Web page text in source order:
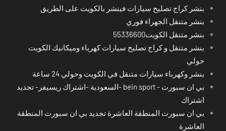
بنشر كراج تصليح سيارات فينشر بالكويت على الطريق
بنشر متنقل الجهراء فوري
بنشر متنقل الكويت55336600
بنشر متنقل و كراج تصليح سيارات كهرباء وميكانيك الكويت
حولي
بنشر وكهرباء سيارات متنقل في الكويت وحولي 24 ساعة
بي ان سبورت - bein sport -السعودية -اشتراك ريسيفر- تجديد
اشتراك
بي ان سبورت المنطقة العاشرة تجديد بي ان سبورت المنطقة
العاشرة